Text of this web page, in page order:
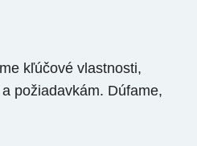
kľúčové vlastnosti,
požiadavkám. Dúfame,